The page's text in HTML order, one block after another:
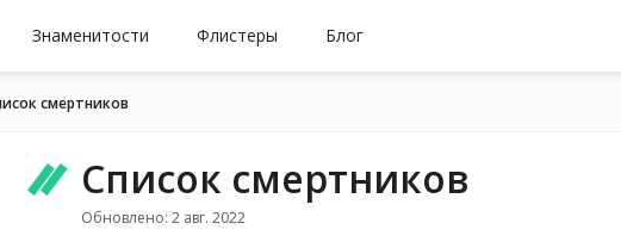
Знаменитости Флистеры Блог
смертников
Список смертников
Обновлено: 2 авг. 2022